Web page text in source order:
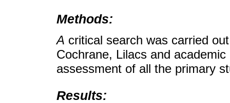
Methods:
A critical search was carried
Cochrane, Lilacs and
assessment of all the primary
Results: